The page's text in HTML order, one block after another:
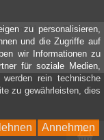
GmbH - Alle Rechte
zu personalisieren,
und die Zugriffe auf
wir Informationen zu
für soziale Medien,
rein technische
zu gewährleisten, dies
Annehmen